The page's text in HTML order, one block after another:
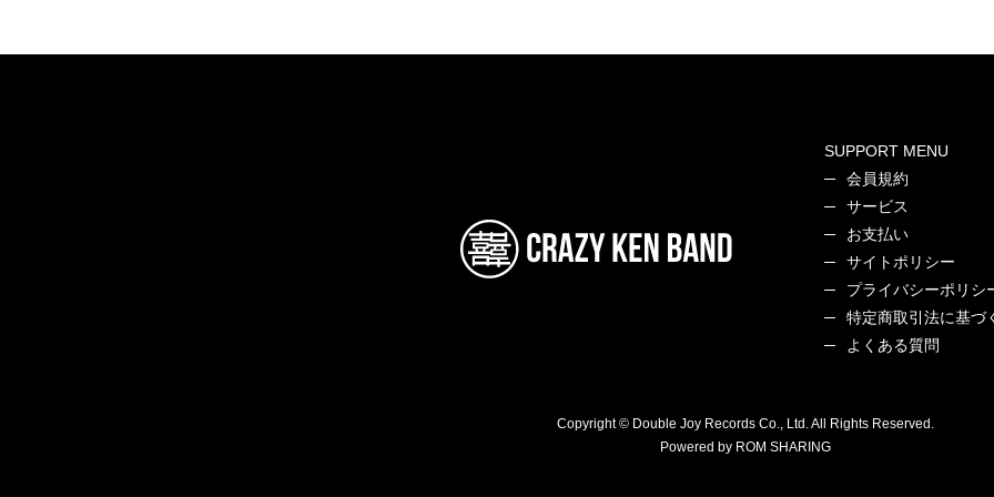
SUPPORT MENU
会員規約
サービス
お支払い
サイトポリシー
プライバシーポリシ
特定商取引法に基づ
よくある質問
Copyright © Double Joy Records Co., Ltd. All Rights Reserved.
Powered by ROM SHARING